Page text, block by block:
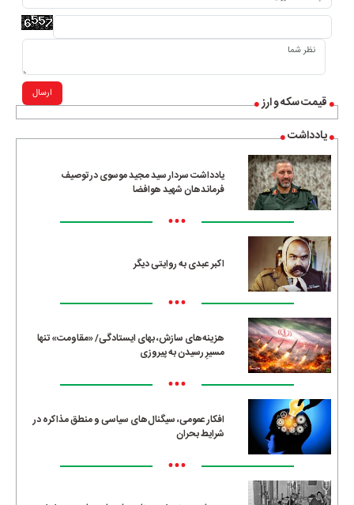
قیمت سکه و ارز
یادداشت
یادداشت سردار سید مجید موسوی در توصیف
فرماندهان شهید هوافضا
•••
اکبر عبدی به روایتی دیگر
•••
هزینه‌های سازش، بهای ایستادگی/ «مقاومت» تنها
مسیرِ رسیدن به پیروزی
•••
افکار عمومی، سیگنال‌های سیاسی و منطق مذاکره در
شرایط بحران
•••
ارسال